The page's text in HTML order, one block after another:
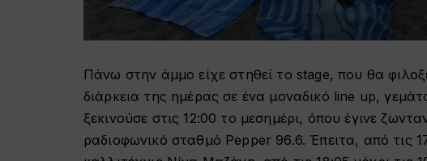
Πάνω στην άμμο είχε στηθεί το stage, που θα
διάρκεια της ημέρας σε ένα μοναδικό line up,
ξεκινούσε στις 12:00 το μεσημέρι, όπου έγινε
ραδιοφωνικό σταθμό Pepper 96.6. Έπειτα, από τις